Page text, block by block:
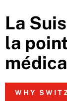
La
la
WHY